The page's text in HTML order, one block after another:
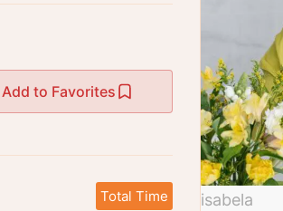
Add to Favorites
Total Time
isabela